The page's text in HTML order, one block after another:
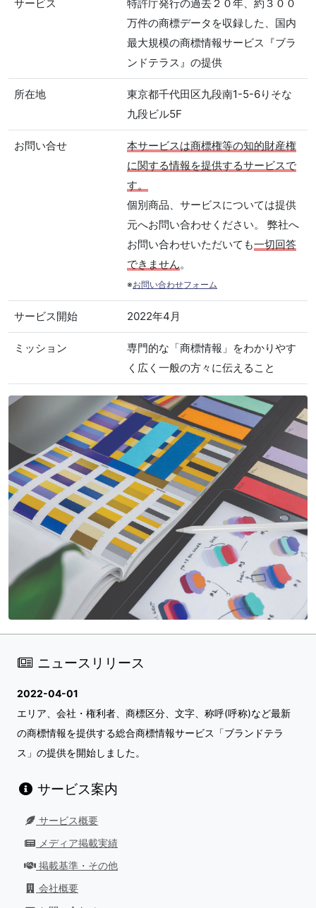
サービス
特許庁発行の過去２０年、約３００
万件の商標データを収録した、国内
最大規模の商標情報サービス『ブラ
ンドテラス』の提供
所在地
東京都千代田区九段南1-5-6りそな
九段ビル5F
お問い合せ
本サービスは商標権等の知的財産権
に関する情報を提供するサービスで
す。
個別商品、サービスについては提供
元へお問い合わせください。 弊社へ
お問い合わせいただいても一切回答
できません。
※お問い合わせフォーム
サービス開始 2022年4月
ミッション
専門的な「商標情報」をわかりやす
く広く一般の方々に伝えること
ニュースリリース
2022-04-01
エリア、会社・権利者、商標区分、文字、称呼(呼称)など最新
の商標情報を提供する総合商標情報サービス「ブランドテラ
ス」の提供を開始しました。
サービス案内
サービス概要
メディア掲載実績
掲載基準・その他
会社概要